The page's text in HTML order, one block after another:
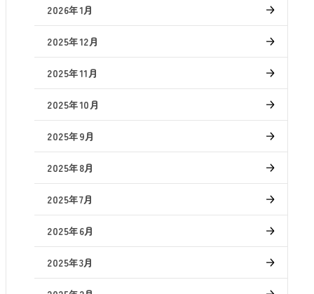
2026年1月
2025年12月
2025年11月
2025年10月
2025年9月
2025年8月
2025年7月
2025年6月
2025年3月